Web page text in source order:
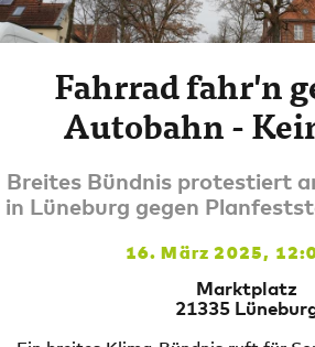
Fahrrad fahr'n
Autobahn -
Breites Bündnis protestiert
in Lüneburg gegen
16. März 2025,
Marktplatz
21335